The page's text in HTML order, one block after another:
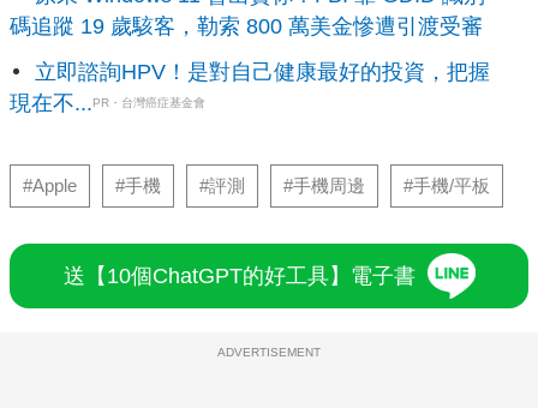
碼追蹤 19 歲駭客，勒索 800 萬美金慘遭引渡受審
立即諮詢HPV！是對自己健康最好的投資，把握
現在不...PR・台灣癌症基金會
#Apple #手機 #評測 #手機周邊 #手機/平板
送【10個ChatGPT的好工具】電子書
ADVERTISEMENT